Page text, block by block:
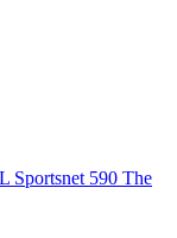
Sportsnet 590 The